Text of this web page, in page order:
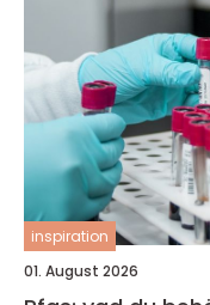
inspiration
01. August 2026